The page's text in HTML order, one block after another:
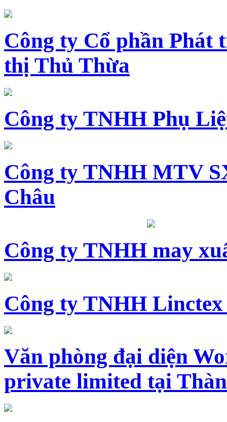
Công ty Cổ phần Phát
thị Thủ Thừa
Công ty TNHH Phụ
Công ty TNHH MTV
Châu
Công ty TNHH may
Công ty TNHH Linctex
Văn phòng đại diện
private limited tại